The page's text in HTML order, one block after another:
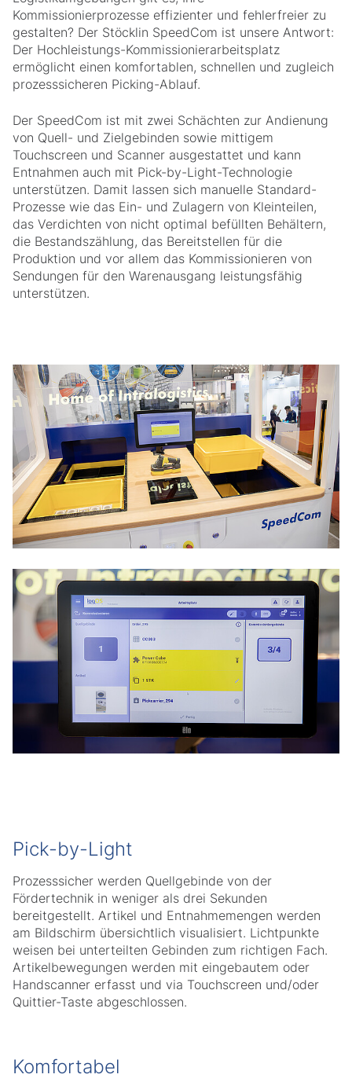
Kommissionierprozesse effizienter und fehlerfreier zu
gestalten? Der Stöcklin SpeedCom ist unsere Antwort:
Der Hochleistungs-Kommissionierarbeitsplatz
ermöglicht einen komfortablen, schnellen und zugleich
prozesssicheren Picking-Ablauf.
Der SpeedCom ist mit zwei Schächten zur Andienung
von Quell- und Zielgebinden sowie mittigem
Touchscreen und Scanner ausgestattet und kann
Entnahmen auch mit Pick-by-Light-Technologie
unterstützen. Damit lassen sich manuelle Standard-
Prozesse wie das Ein- und Zulagern von Kleinteilen,
das Verdichten von nicht optimal befüllten Behältern,
die Bestandszählung, das Bereitstellen für die
Produktion und vor allem das Kommissionieren von
Sendungen für den Warenausgang leistungsfähig
unterstützen.
Pick-by-Light
Prozesssicher werden Quellgebinde von der
Fördertechnik in weniger als drei Sekunden
bereitgestellt. Artikel und Entnahmemengen werden
am Bildschirm übersichtlich visualisiert. Lichtpunkte
weisen bei unterteilten Gebinden zum richtigen Fach.
Artikelbewegungen werden mit eingebautem oder
Handscanner erfasst und via Touchscreen und/oder
Quittier-Taste abgeschlossen.
Komfortabel